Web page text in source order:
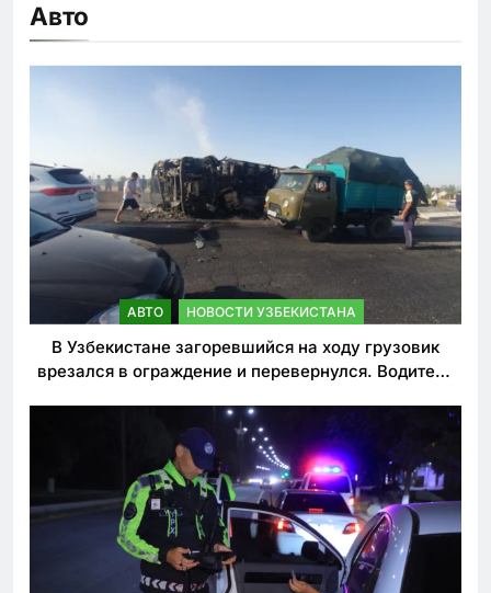
Авто
АВТО НОВОСТИ УЗБЕКИСТАНА
В Узбекистане загоревшийся на ходу грузовик
врезался в ограждение и перевернулся. Водитель